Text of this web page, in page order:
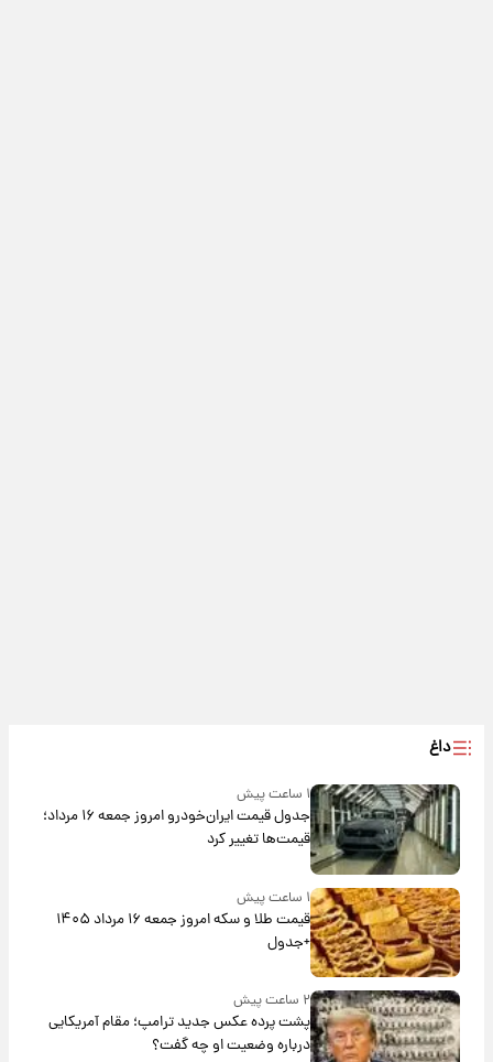
داغ
۱ ساعت پیش
جدول قیمت ایران‌خودرو امروز جمعه ۱۶ مرداد؛
قیمت‌ها تغییر کرد
۱ ساعت پیش
قیمت طلا و سکه امروز جمعه ۱۶ مرداد ۱۴۰۵
+جدول
۲ ساعت پیش
پشت پرده عکس جدید ترامپ؛ مقام آمریکایی
درباره وضعیت او چه گفت؟